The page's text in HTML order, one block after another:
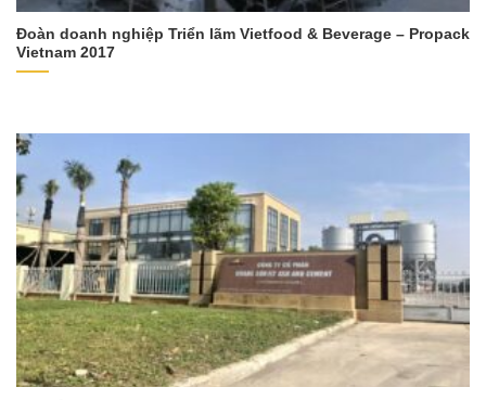
Đoàn doanh nghiệp Triển lãm Vietfood & Beverage – Propack
Vietnam 2017